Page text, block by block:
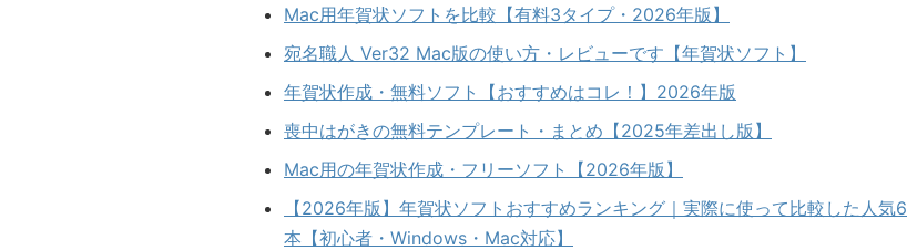
Mac用年賀状ソフトを比較【有料3タイプ・2026年版】
宛名職人 Ver32 Mac版の使い方・レビューです【年賀状ソフト】
年賀状作成・無料ソフト【おすすめはコレ！】2026年版
喪中はがきの無料テンプレート・まとめ【2025年差出し版】
Mac用の年賀状作成・フリーソフト【2026年版】
【2026年版】年賀状ソフトおすすめランキング｜実際に使って比較した人気6
本【初心者・Windows・Mac対応】